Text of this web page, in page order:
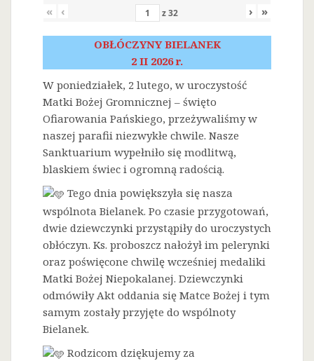
« ‹ z32 › »
OBŁÓCZYNY BIELANEK
2 II 2026 r.
W poniedziałek, 2 lutego, w uroczystość
Matki Bożej Gromnicznej – święto
Ofiarowania Pańskiego, przeżywaliśmy w
naszej parafii niezwykłe chwile. Nasze
Sanktuarium wypełniło się modlitwą,
blaskiem świec i ogromną radością.
Tego dnia powiększyła się nasza
wspólnota Bielanek. Po czasie przygotowań,
dwie dziewczynki przystąpiły do uroczystych
obłóczyn. Ks. proboszcz nałożył im pelerynki
oraz poświęcone chwilę wcześniej medaliki
Matki Bożej Niepokalanej. Dziewczynki
odmówiły Akt oddania się Matce Bożej i tym
samym zostały przyjęte do wspólnoty
Bielanek.
Rodzicom dziękujemy za